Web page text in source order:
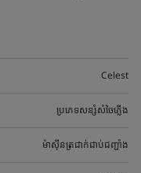
Celest
ប្រភេទសន្សំសំចៃភ្លើង
ម៉ាស៊ីនត្រជាក់ជាប់ជញ្ជាំង